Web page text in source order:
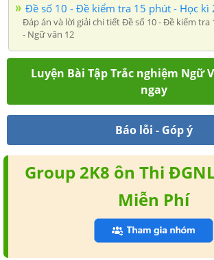
Đề số 10 - Đề kiểm tra 15 phút - Học kì
Đáp án và lời giải chi tiết Đề số 10 - Đề kiểm tra
- Ngữ văn 12
Luyện Bài Tập Trắc nghiệm Ngữ
ngay
Báo lỗi - Góp ý
Group 2K8 ôn Thi
Miễn Phí